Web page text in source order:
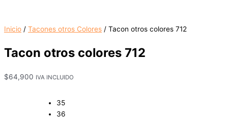
Inicio / Tacones otros Colores / Tacon otros colores 712
Tacon otros colores 712
$64,900 IVA INCLUIDO
35
36